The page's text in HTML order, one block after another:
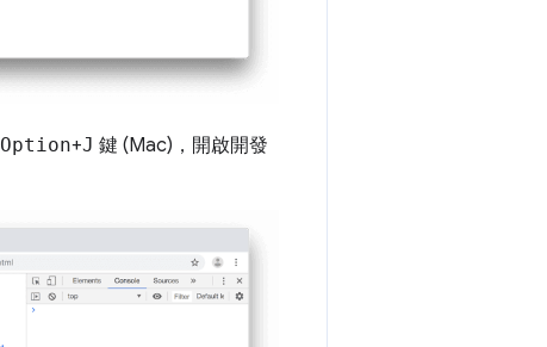
Option+J 鍵 (Mac)，開啟開發